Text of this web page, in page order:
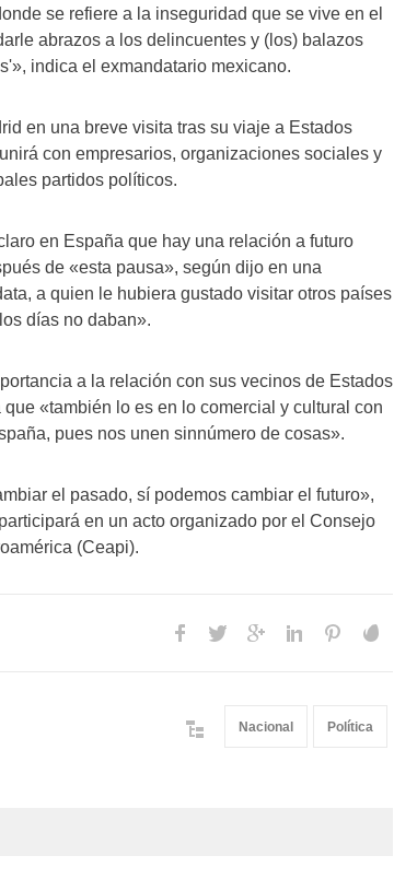
se refiere a la inseguridad que se vive en el
abrazos a los delincuentes y (los) balazos
indica el exmandatario mexicano.
en una breve visita tras su viaje a Estados
con empresarios, organizaciones sociales y
partidos políticos.
en España que hay una relación a futuro
de «esta pausa», según dijo en una
a quien le hubiera gustado visitar otros países
días no daban».
a la relación con sus vecinos de Estados
«también lo es en lo comercial y cultural con
pues nos unen sinnúmero de cosas».
el pasado, sí podemos cambiar el futuro»,
en un acto organizado por el Consejo
(Ceapi).
Nacional Política